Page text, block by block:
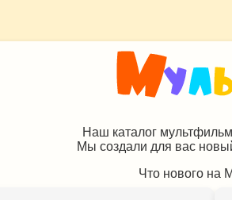
Наш каталог
Мы создали для вас
Что нового на